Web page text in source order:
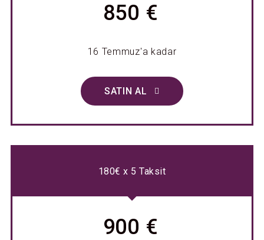
850 €
16 Temmuz'a kadar
SATIN AL
180€ x 5 Taksit
900 €